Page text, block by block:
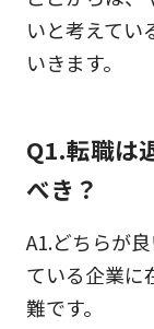
いと考えてい
いきます。
Q1.転職は
べき？
A1.どちらが
ている企業に
難です。